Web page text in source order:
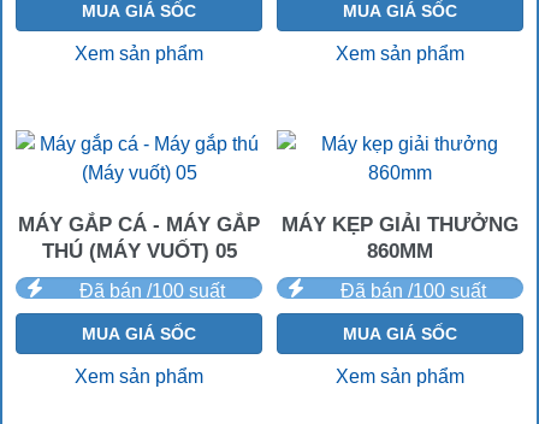
MUA GIÁ SỐC
Xem sản phẩm
MUA GIÁ SỐC
Xem sản phẩm
MÁY GẮP CÁ - MÁY GẮP
THÚ (MÁY VUỐT) 05
Đã bán /100 suất
MUA GIÁ SỐC
Xem sản phẩm
MÁY KẸP GIẢI THƯỞNG
860MM
Đã bán /100 suất
MUA GIÁ SỐC
Xem sản phẩm